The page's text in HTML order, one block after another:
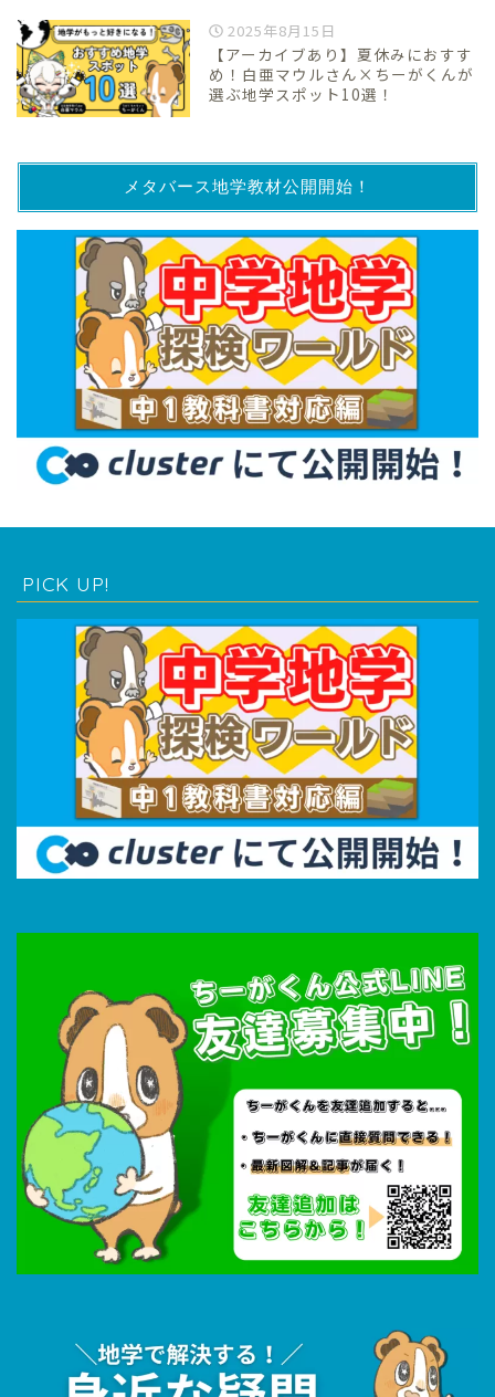
2025年8月15日
【アーカイブあり】夏休みにおすす
め！白亜マウルさん×ちーがくんが
選ぶ地学スポット10選！
メタバース地学教材公開開始！
PICK UP!